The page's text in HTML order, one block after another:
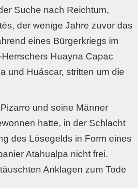
Suche nach Reichtum,
der wenige Jahre zuvor das
eines Bürgerkriegs im
Huayna Capac
und Huáscar, stritten um die
und seine Männer
hatte, in der Schlacht
des Lösegelds in Form eines
Atahualpa nicht frei.
Anklagen zum Tode